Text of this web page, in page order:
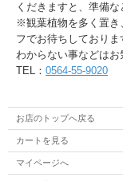
くだきますと、準備な
※観葉植物を多く置き
フでお待ちしておりま
わからない事などはお
TEL： 0564-55-9020
お店のトップへ戻る
カートを見る
マイページへ